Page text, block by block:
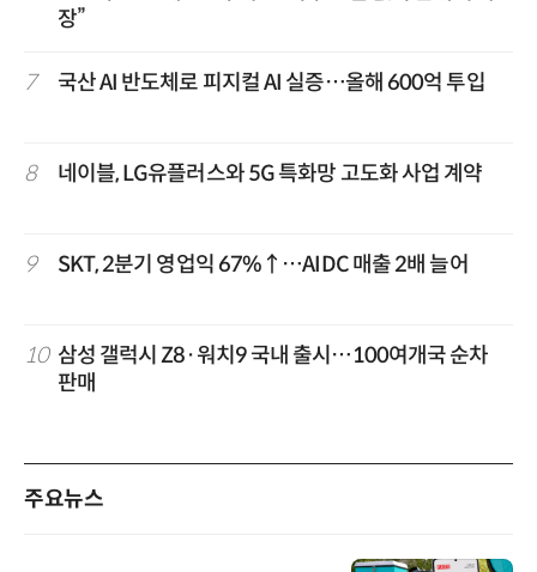
장”
7 국산 AI 반도체로 피지컬 AI 실증…올해 600억 투입
8 네이블, LG유플러스와 5G 특화망 고도화 사업 계약
9 SKT, 2분기 영업익 67%↑…AIDC 매출 2배 늘어
10 삼성 갤럭시 Z8·워치9 국내 출시…100여개국 순차
판매
주요뉴스